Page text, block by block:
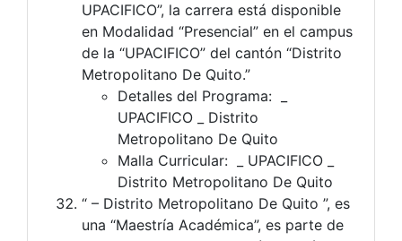
UPACIFICO”, la carrera está disponible
en Modalidad “Presencial” en el campus
de la “UPACIFICO” del cantón “Distrito
Metropolitano De Quito.”
Detalles del Programa: _
UPACIFICO _ Distrito
Metropolitano De Quito
Malla Curricular: _ UPACIFICO _
Distrito Metropolitano De Quito
“ – Distrito Metropolitano De Quito ”, es
una “Maestría Académica”, es parte de